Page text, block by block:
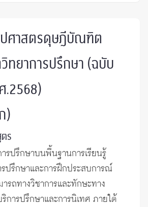
ศาสตรดุษฎีบัณฑิต
ทยาการปรึกษา (ฉบับ
.2568)
)
ร
รปรึกษาบนพื้นฐานการเรียนรู้
ปรึกษาและการฝึกประสบการณ์
รถทางวิชาการและทักษะทาง
การปรึกษาและการนิเทศ ภายใต้